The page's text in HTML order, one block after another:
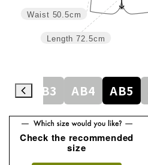
Length 72.5cm
Waist 50.5cm
A8 AB3 AB4 AB5
Check the recommended
size